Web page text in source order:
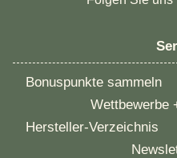
Bonuspunkte sammeln
Wettbewerbe
Hersteller-Verzeichnis